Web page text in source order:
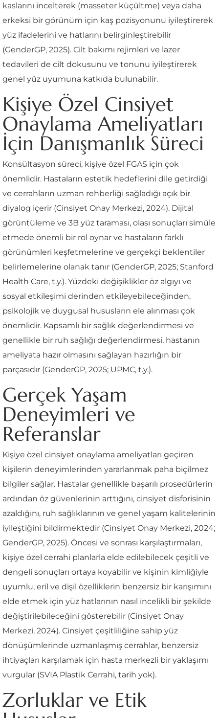
kaslarını incelterek (masseter küçültme) veya daha
erkeksi bir görünüm için kaş pozisyonunu iyileştirerek
yüz ifadelerini ve hatlarını belirginleştirebilir
(GenderGP, 2025). Cilt bakımı rejimleri ve lazer
tedavileri de cilt dokusunu ve tonunu iyileştirerek
genel yüz uyumuna katkıda bulunabilir.
Kişiye Özel Cinsiyet
Onaylama Ameliyatları
İçin Danışmanlık Süreci
Konsültasyon süreci, kişiye özel FGAS için çok
önemlidir. Hastaların estetik hedeflerini dile getirdiği
ve cerrahların uzman rehberliği sağladığı açık bir
diyalog içerir (Cinsiyet Onay Merkezi, 2024). Dijital
görüntüleme ve 3B yüz taraması, olası sonuçları simüle
etmede önemli bir rol oynar ve hastaların farklı
görünümleri keşfetmelerine ve gerçekçi beklentiler
belirlemelerine olanak tanır (GenderGP, 2025; Stanford
Health Care, t.y.). Yüzdeki değişiklikler öz algıyı ve
sosyal etkileşimi derinden etkileyebileceğinden,
psikolojik ve duygusal hususların ele alınması çok
önemlidir. Kapsamlı bir sağlık değerlendirmesi ve
genellikle bir ruh sağlığı değerlendirmesi, hastanın
ameliyata hazır olmasını sağlayan hazırlığın bir
parçasıdır (GenderGP, 2025; UPMC, t.y.).
Gerçek Yaşam
Deneyimleri ve
Referanslar
Kişiye özel cinsiyet onaylama ameliyatları geçiren
kişilerin deneyimlerinden yararlanmak paha biçilmez
bilgiler sağlar. Hastalar genellikle başarılı prosedürlerin
ardından öz güvenlerinin arttığını, cinsiyet disforisinin
azaldığını, ruh sağlıklarının ve genel yaşam kalitelerinin
iyileştiğini bildirmektedir (Cinsiyet Onay Merkezi, 2024;
GenderGP, 2025). Öncesi ve sonrası karşılaştırmaları,
kişiye özel cerrahi planlarla elde edilebilecek çeşitli ve
dengeli sonuçları ortaya koyabilir ve kişinin kimliğiyle
uyumlu, eril ve dişil özelliklerin benzersiz bir karışımını
elde etmek için yüz hatlarının nasıl incelikli bir şekilde
değiştirilebileceğini gösterebilir (Cinsiyet Onay
Merkezi, 2024). Cinsiyet çeşitliliğine sahip yüz
dönüşümlerinde uzmanlaşmış cerrahlar, benzersiz
ihtiyaçları karşılamak için hasta merkezli bir yaklaşımı
vurgular (SVIA Plastik Cerrahi, tarih yok).
Zorluklar ve Etik